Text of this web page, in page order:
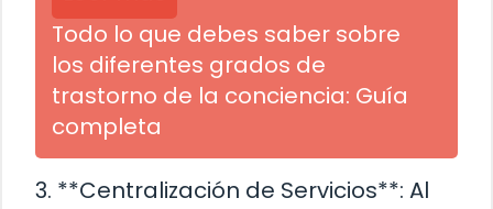
Todo lo que debes saber sobre
los diferentes grados de
trastorno de la conciencia: Guía
completa
3. **Centralización de Servicios**: Al